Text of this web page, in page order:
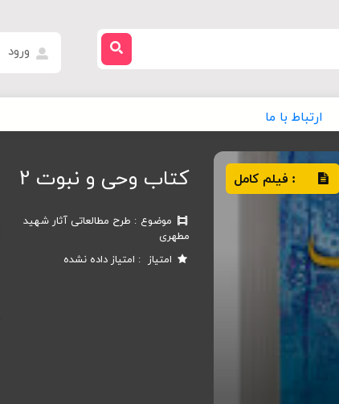
ورود
ارتباط با ما
: فیلم کامل کتاب وحی و نبوت 2
موضوع
طرح مطالعاتی آثار شهید
مطهری
امتیاز
امتیاز داده نشده